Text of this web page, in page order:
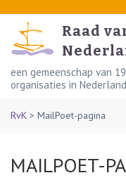
content
(Press
Enter)
Raad
een gemeenschap van
organisaties in Nederland
RvK > MailPoet-pagina
MAILPOET-